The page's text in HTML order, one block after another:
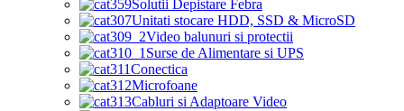
Solutii Depistare Febra
Unitati stocare HDD, SSD & MicroSD
Video balunuri si protectii
Surse de Alimentare si UPS
Conectica
Microfoane
Cabluri si Adaptoare Video